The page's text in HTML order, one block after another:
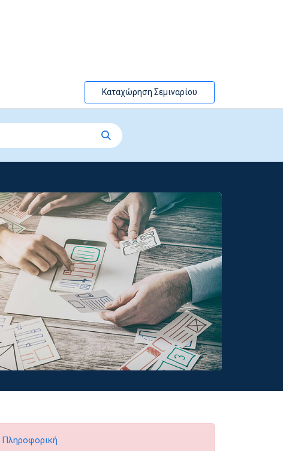
Καταχώρηση Σεμιναρίου
Πληροφορική